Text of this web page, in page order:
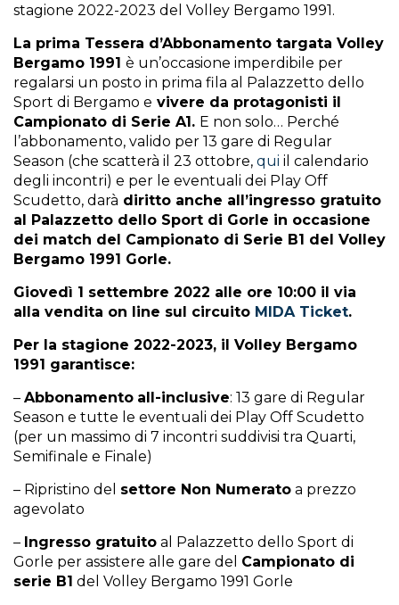
stagione 2022-2023 del Volley Bergamo 1991.
La prima Tessera d’Abbonamento targata Volley
Bergamo 1991 è un’occasione imperdibile per
regalarsi un posto in prima fila al Palazzetto dello
Sport di Bergamo e vivere da protagonisti il
Campionato di Serie A1. E non solo… Perché
l’abbonamento, valido per 13 gare di Regular
Season (che scatterà il 23 ottobre, qui il calendario
degli incontri) e per le eventuali dei Play Off
Scudetto, darà diritto anche all’ingresso gratuito
al Palazzetto dello Sport di Gorle in occasione
dei match del Campionato di Serie B1 del Volley
Bergamo 1991 Gorle.
Giovedì 1 settembre 2022 alle ore 10:00 il via
alla vendita on line sul circuito MIDA Ticket.
Per la stagione 2022-2023, il Volley Bergamo
1991 garantisce:
– Abbonamento all-inclusive: 13 gare di Regular
Season e tutte le eventuali dei Play Off Scudetto
(per un massimo di 7 incontri suddivisi tra Quarti,
Semifinale e Finale)
– Ripristino del settore Non Numerato a prezzo
agevolato
– Ingresso gratuito al Palazzetto dello Sport di
Gorle per assistere alle gare del Campionato di
serie B1 del Volley Bergamo 1991 Gorle